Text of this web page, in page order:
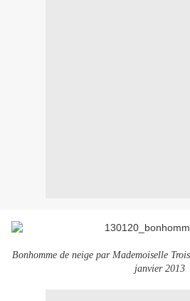
Bonhomme de neige par Mademoiselle
janvier 2013